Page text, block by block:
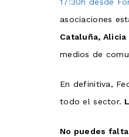
17:30h desde
asociaciones
Cataluña, Alicia
medios de
En definitiva,
todo el sector.
No puedes